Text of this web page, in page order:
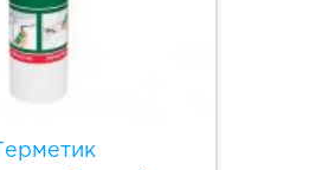
Герметик